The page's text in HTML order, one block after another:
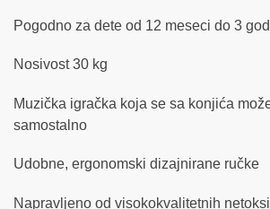
Pogodno za dete od 12 meseci do 3
Nosivost 30 kg
Muzička igračka koja se sa konjića
samostalno
Udobne, ergonomski dizajnirane ručke
Napravljeno od visokokvalitetnih